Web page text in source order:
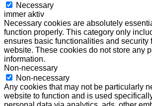
Necessary
immer aktiv
Necessary cookies are absolutely
function properly. This category only
ensures basic functionalities and security
website. These cookies do not store any
information.
Non-necessary
Non-necessary
Any cookies that may not be particularly
website to function and is used